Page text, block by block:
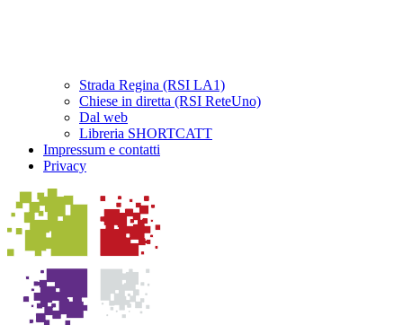
Strada Regina (RSI LA1)
Chiese in diretta (RSI ReteUno)
Dal web
Libreria SHORTCATT
Impressum e contatti
Privacy